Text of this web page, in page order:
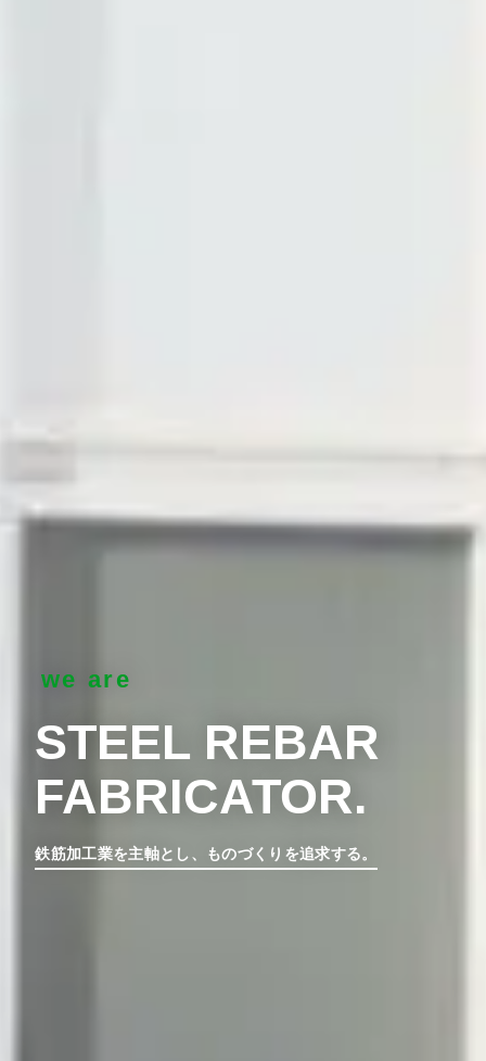
we are
STEEL REBAR
FABRICATOR.
鉄筋加工業を主軸とし、ものづくりを追求する。